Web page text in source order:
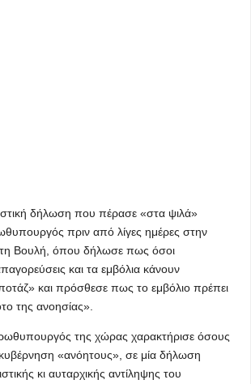
δήλωση που πέρασε «στα ψιλά»
πριν από λίγες ημέρες στην
Βουλή, όπου δήλωσε πως όσοι
και τα εμβόλια κάνουν
και πρόσθεσε πως το εμβόλιο πρέπει
της ανοησίας».
της χώρας χαρακτήρισε όσους
«ανόητους», σε μία δήλωση
κι αυταρχικής αντίληψης του